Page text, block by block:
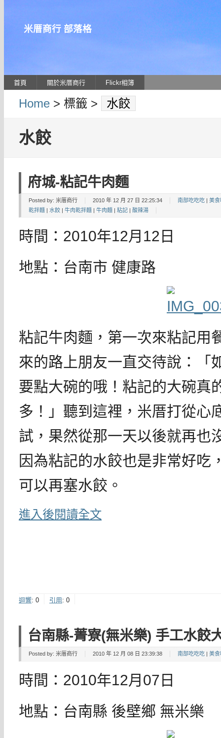
米厝商行 部落格
首頁 關於米厝商行 Flickr相簿
Home > 標籤 > 水餃
水餃
府城-粘記牛肉麵
Posted by: 米厝商行 2010 年 12 月 27 日 22:25:34 南部吃吃吃
美食
乾拌麵 | 水餃 | 牛肉乾拌麵 | 牛肉麵 | 粘記 | 酸辣湯
時間：2010年12月12日
地點：台南市 健康路
粘記牛肉麵，第一次來粘記用
來的路上朋友一直交待說：「
要點大碗的哦！粘記的大碗真
多！」聽到這裡，米厝打從心
試，果然從那一天以後就再也
因為粘記的水餃也是非常好吃
可以再塞水餃。
進入後閱讀全文
迴響: 0 引用 : 0
台南縣-菁寮(無米樂) 手工水餃
Posted by: 米厝商行 2010 年 12 月 08 日 23:39:38 南部吃吃吃 美食
時間：2010年12月07日
地點：台南縣 後壁鄉 無米樂